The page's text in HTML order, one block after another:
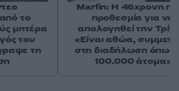
το
μητέρα
του
τη
Marfin: Η 46χρονη
προθεσμία για να
απολογηθεί την
«Είναι αθώα,
στη διαδήλωση όπως
100.000 άτομα»